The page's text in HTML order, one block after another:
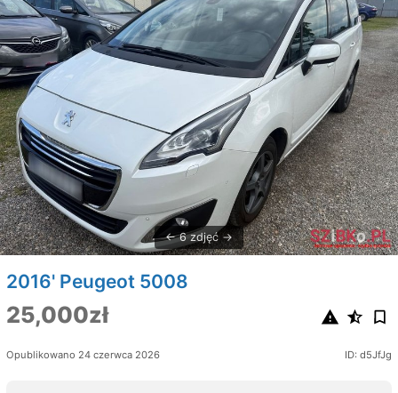
6 zdjęć
2016' Peugeot 5008
25,000zł
Opublikowano 24 czerwca 2026 ID: d5JfJg